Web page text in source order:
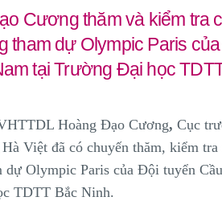
Cương thăm và kiểm tra
tham dự Olympic Paris
tại Trường Đại học
Hoàng Đạo Cương, Cục
Việt đã có chuyến thăm, kiểm tra
Olympic Paris của Đội tuyển
TDTT Bắc Ninh.